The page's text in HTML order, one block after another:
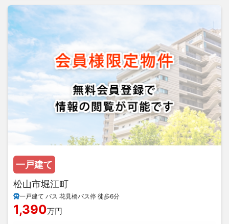
一戸建て
松山市堀江町
一戸建て バス 花見橋バス停 徒歩6分
1,390万円